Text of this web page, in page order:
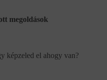
megoldások
képzeled el ahogy van?